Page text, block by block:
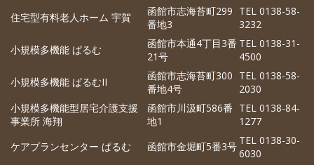
住宅型有料老人ホーム 宇賀
函館市志海苔町299
番地3
TEL 0138-58-
3232
小規模多機能 ぱるむ
函館市本通4丁目3番
21号
TEL 0138-31-
4500
小規模多機能 ぱるむII
函館市志海苔町300
番地4号
TEL 0138-58-
2030
小規模多機能型居宅介護支援
事業所 海翔
函館市川汲町586番
地1
TEL 0138-84-
1277
ケアプランセンター ぱるむ
函館市金堀町5番3号 TEL 0138-30-
6030